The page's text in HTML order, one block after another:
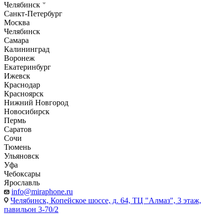
Челябинск
Санкт-Петербург
Москва
Челябинск
Самара
Калининград
Воронеж
Екатеринбург
Ижевск
Краснодар
Красноярск
Нижний Новгород
Новосибирск
Пермь
Саратов
Сочи
Тюмень
Ульяновск
Уфа
Чебоксары
Ярославль
info@miraphone.ru
Челябинск, Копейское шоссе, д. 64, ТЦ "Алмаз", 3 этаж,
павильон 3-70/2